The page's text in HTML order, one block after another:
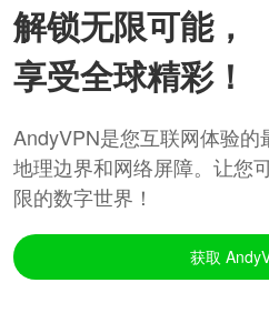
解锁无限可能，
享受全球精彩！
AndyVPN是您互联网体验
地理边界和网络屏障。让您
限的数字世界！
获取